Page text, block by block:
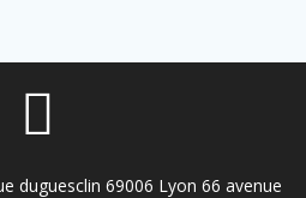
duguesclin 69006 Lyon 66 avenue